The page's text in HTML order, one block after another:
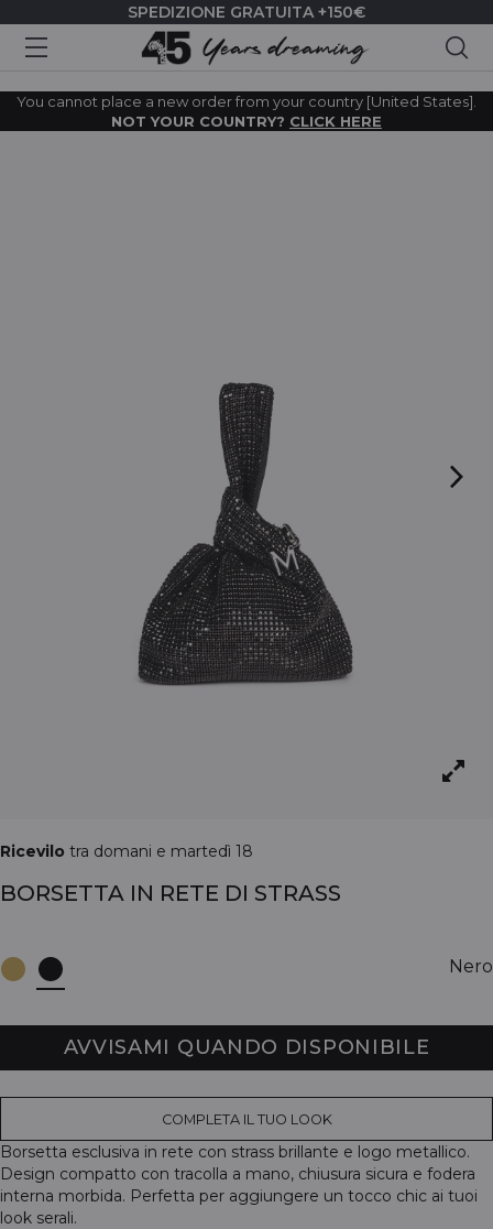
SPEDIZIONE GRATUITA +150€
You cannot place a new order from your country [United States].
NOT YOUR COUNTRY? CLICK HERE
Ricevilo tra domani e martedì 18
BORSETTA IN RETE DI STRASS
Nero
AVVISAMI QUANDO DISPONIBILE
COMPLETA IL TUO LOOK
Borsetta esclusiva in rete con strass brillante e logo metallico.
Design compatto con tracolla a mano, chiusura sicura e fodera
interna morbida. Perfetta per aggiungere un tocco chic ai tuoi
look serali.